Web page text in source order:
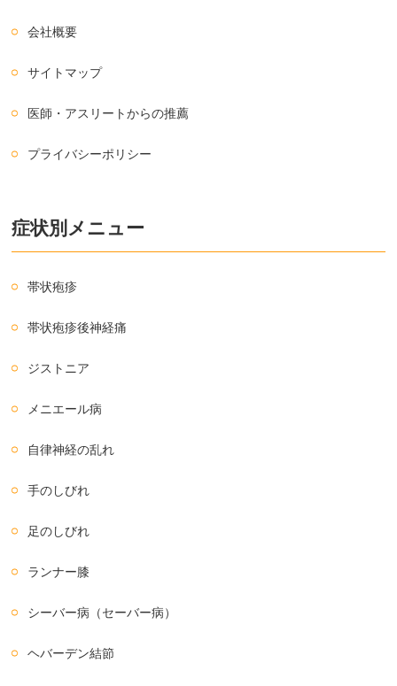
会社概要
サイトマップ
医師・アスリートからの推薦
プライバシーポリシー
症状別メニュー
帯状疱疹
帯状疱疹後神経痛
ジストニア
メニエール病
自律神経の乱れ
手のしびれ
足のしびれ
ランナー膝
シーバー病（セーバー病）
ヘバーデン結節